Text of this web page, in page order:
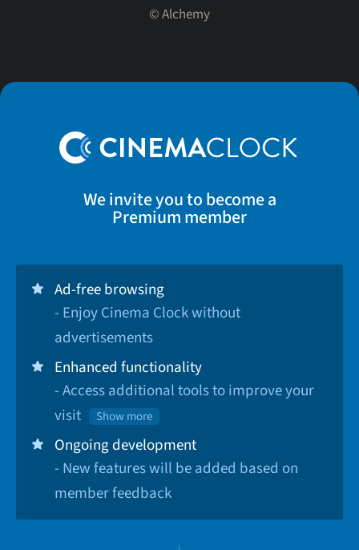
©Alchemy
We invite you to become a
Premium member
Ad-free browsing
- Enjoy Cinema Clock without
advertisements
Enhanced functionality
- Access additional tools to improve your
visit
Show more
Ongoing development
- New features will be added based on
member feedback